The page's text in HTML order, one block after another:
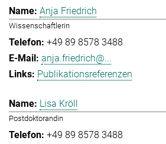
Anja Friedrich
Wissenschaftlerin
+49 89 8578 3488
anja.friedrich@...
Publikationsreferenzen
Lisa Kröll
Postdoktorandin
+49 89 8578 3488